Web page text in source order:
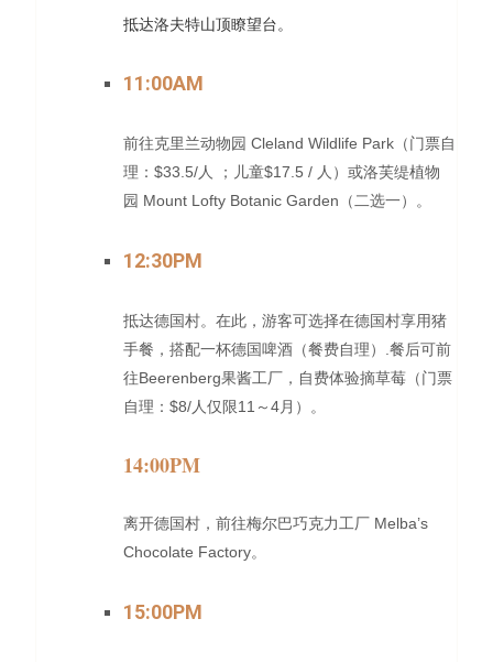
抵达洛夫特山顶瞭望台。
11:00AM
前往克里兰动物园 Cleland Wildlife Park （门票自
理： $33.5/人 ；儿童$17.5 / 人）或洛芙缇植物
园 Mount Lofty Botanic Garden （二选一）。
12:30PM
抵达德国村。在此，游客可选择在德国村享用猪
手餐，搭配一杯德国啤酒（餐费自理） .餐后可前
往Beerenberg果酱工厂，自费体验摘草莓（门票
自理： $8/人仅限11 ～ 4月）。
14:00PM
离开德国村，前往梅尔巴巧克力工厂 Melba’s
Chocolate Factory。
15:00PM